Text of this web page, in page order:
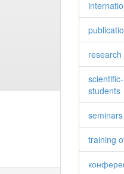
students
seminars
training